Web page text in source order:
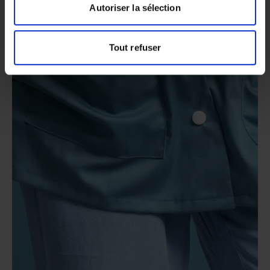
Autoriser la sélection
Tout refuser